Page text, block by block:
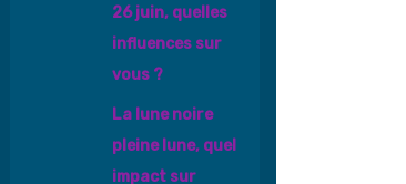
26 juin, quelles
influences sur
vous ?
La lune noire
pleine lune, quel
impact sur